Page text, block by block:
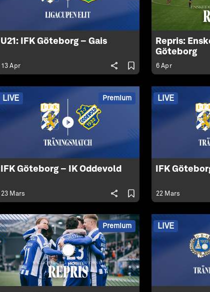
U21: IFK Göteborg – Gais
13 Apr
Repris:
Göteborg
6 Apr
LIVE Premium
IFK Göteborg – IK Oddevold
23 Mars
LIVE
IFK
22 Mars
Premium LIVE